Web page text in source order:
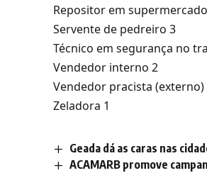
Repositor em
Servente de pedreiro 3
Técnico em segurança no
Vendedor interno 2
Vendedor pracista (externo)
Zeladora 1
Geada dá as caras nas
ACAMARB promove